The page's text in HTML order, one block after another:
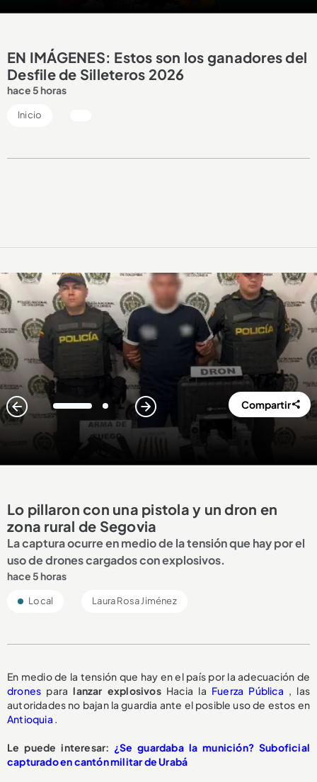
EN IMÁGENES: Estos son los ganadores del
Desfile de Silleteros 2026
hace 5 horas
Inicio
1 2 Compartir
Lo pillaron con una pistola y un dron en
zona rural de Segovia
La captura ocurre en medio de la tensión que hay por el
uso de drones cargados con explosivos.
hace 5 horas
Local Laura Rosa Jiménez
En medio de la tensión que hay en el país por la adecuación de
drones paralanzar explosivosHacia la Fuerza Pública , las
autoridades no bajan la guardia ante el posible uso de estos en
Antioquia .
Le puede interesar: ¿Se guardaba la munición? Suboficial
capturado en cantón militar de Urabá